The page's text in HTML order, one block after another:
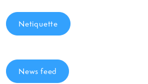
Netiquette
News feed